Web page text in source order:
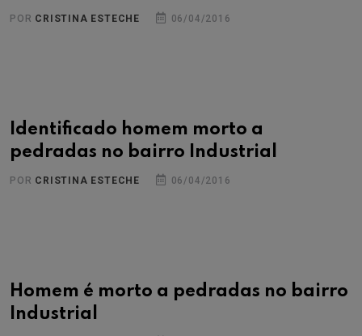
POR CRISTINA ESTECHE 06/04/2016
Identificado homem morto a
pedradas no bairro Industrial
POR CRISTINA ESTECHE 06/04/2016
Homem é morto a pedradas no bairro
Industrial